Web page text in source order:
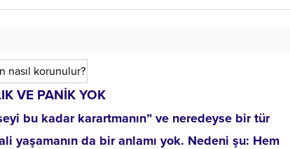
VE PANİK YOK
bu kadar karartmanın” ve neredeyse bir tür
yaşamanın da bir anlamı yok. Nedeni şu: Hem